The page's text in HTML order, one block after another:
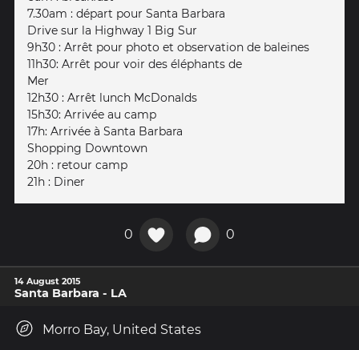
7.30am : départ pour Santa Barbara
Drive sur la Highway 1 Big Sur
9h30 : Arrêt pour photo et observation de baleines
11h30: Arrêt pour voir des éléphants de
Mer
12h30 : Arrêt lunch McDonalds
15h30: Arrivée au camp
17h: Arrivée à Santa Barbara
Shopping Downtown
20h : retour camp
21h : Diner
0 0
14 August 2015
Santa Barbara - LA
Morro Bay, United States